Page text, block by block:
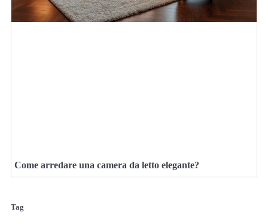
Come arredare una camera da letto elegante?
Tag